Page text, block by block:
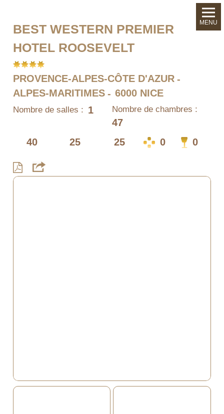
BEST WESTERN PREMIER
HOTEL ROOSEVELT
PROVENCE-ALPES-CÔTE D'AZUR
ALPES-MARITIMES
6000 NICE
Nombre de salles : 1 Nombre de chambres :
47
40
25 25 0 0
MENU